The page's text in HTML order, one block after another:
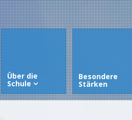
Über die
Schule
Besondere
Stärken